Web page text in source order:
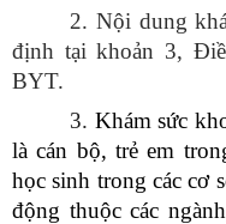
2. Nội dung
định tại khoản 3,
BYT.
3. Khám sức
là cán bộ, trẻ em
học sinh trong các cơ
động thuộc các